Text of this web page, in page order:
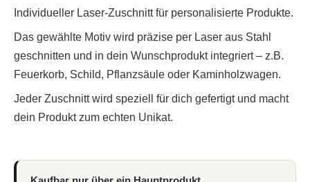
Individueller Laser-Zuschnittfür personalisierte Produkte.
Das gewählte Motiv wird präzise per Laser aus Stahl
geschnitten und in dein Wunschprodukt integriert – z.B.
Feuerkorb, Schild, Pflanzsäule oder Kaminholzwagen.
Jeder Zuschnitt wird speziell für dich gefertigt und macht
dein Produkt zum echten Unikat.